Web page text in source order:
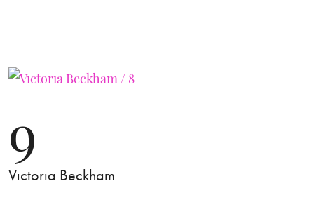
9
Vıctorıa Beckham